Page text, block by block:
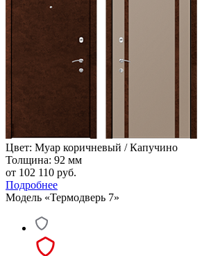
Цвет: Муар коричневый / Капучино
Толщина: 92 мм
от 102 110 руб.
Подробнее
Модель «Термодверь 7»